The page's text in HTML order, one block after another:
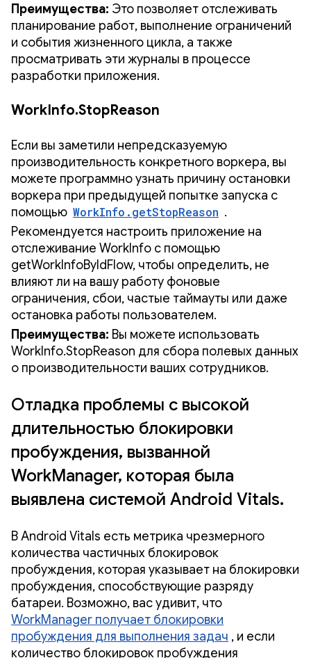
Преимущества: Это позволяет отслеживать
планирование работ, выполнение ограничений
и события жизненного цикла, а также
просматривать эти журналы в процессе
разработки приложения.
WorkInfo.StopReason
Если вы заметили непредсказуемую
производительность конкретного воркера, вы
можете программно узнать причину остановки
воркера при предыдущей попытке запуска с
помощью WorkInfo.getStopReason .
Рекомендуется настроить приложение на
отслеживание WorkInfo с помощью
getWorkInfoByIdFlow, чтобы определить, не
влияют ли на вашу работу фоновые
ограничения, сбои, частые таймауты или даже
остановка работы пользователем.
Преимущества: Вы можете использовать
WorkInfo.StopReason для сбора полевых данных
о производительности ваших сотрудников.
Отладка проблемы с высокой
длительностью блокировки
пробуждения, вызванной
WorkManager, которая была
выявлена ​​системой Android Vitals.
В Android Vitals есть метрика чрезмерного
количества частичных блокировок
пробуждения, которая указывает на блокировки
пробуждения, способствующие разряду
батареи. Возможно, вас удивит, что
WorkManager получает блокировки
пробуждения для выполнения задач , и если
количество блокировок пробуждения